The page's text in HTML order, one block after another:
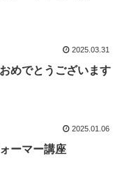
2025.03.31
めでとうございます
2025.01.06
ーマー講座